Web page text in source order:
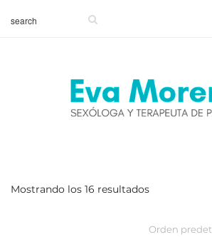
Mostrando los 16 resultados